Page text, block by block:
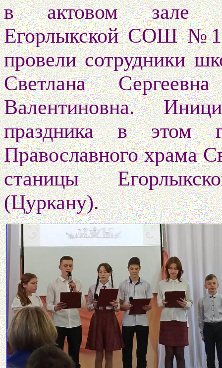
в актовом зале
Егорлыкской СОШ №1.
провели сотрудники
Светлана
Валентиновна.
праздника в этом
Православного храма
станицы
(Цуркану).